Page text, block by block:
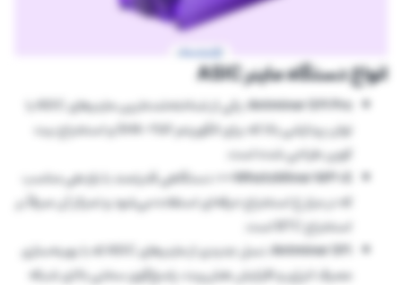
انواع دستگاه ماینر ASIC
Antminer S19 Pro:
یکی از شناخته‌شده‌ترین ماینرهای ASIC با
توان پردازشی بالا که برای الگوریتم SHA-256 و استخراج بیت
کوین طراحی شده است.
WhatsMiner M30S++:
دستگاهی قدرتمند با بازدهی مناسب
که در مزارع استخراج حرفه‌ای استفاده می‌شود و تمرکز آن صرفاً بر
استخراج BTC است.
Antminer S21:
نسل جدیدی از ماینرهای ASIC که با بهینه‌سازی
مصرف انرژی و افزایش هش‌ریت، پاسخ‌گوی سختی بالای شبکه